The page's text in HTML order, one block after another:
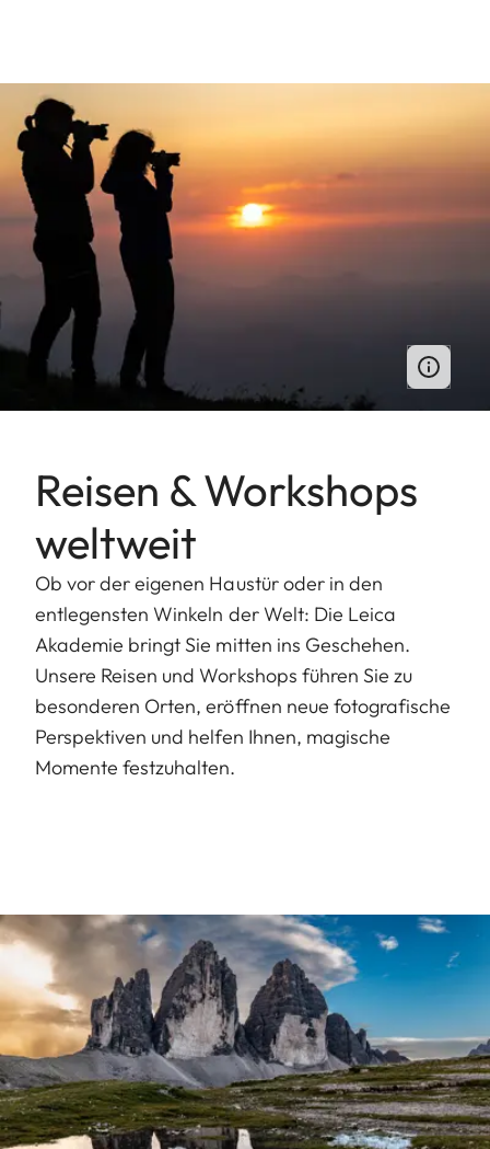
Reisen & Workshops
weltweit
Ob vor der eigenen Haustür oder in den
entlegensten Winkeln der Welt: Die Leica
Akademie bringt Sie mitten ins Geschehen.
Unsere Reisen und Workshops führen Sie zu
besonderen Orten, eröffnen neue fotografische
Perspektiven und helfen Ihnen, magische
Momente festzuhalten.